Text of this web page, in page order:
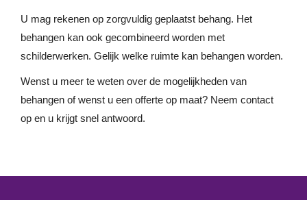
U mag rekenen op zorgvuldig geplaatst behang. Het
behangen kan ook gecombineerd worden met
schilderwerken. Gelijk welke ruimte kan behangen worden.
Wenst u meer te weten over de mogelijkheden van
behangen of wenst u een offerte op maat? Neem contact
op en u krijgt snel antwoord.